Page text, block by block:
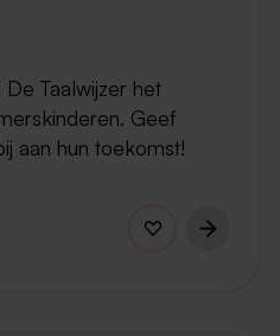
Taalwijzer het
Geef
aan hun toekomst!